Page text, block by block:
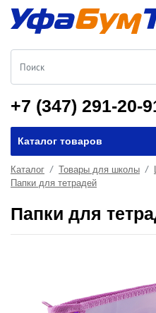
+7 (347) 291-20-
Каталог товаров
Каталог Товары для школы
Папки для тетрадей
Папки для